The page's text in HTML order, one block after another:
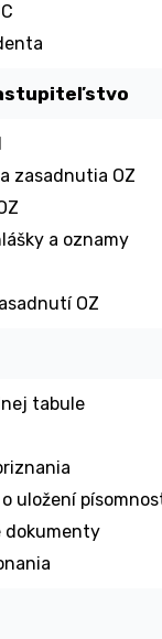
zasadnutia OZ
a oznamy
OZ
tabule
uložení
dokumenty